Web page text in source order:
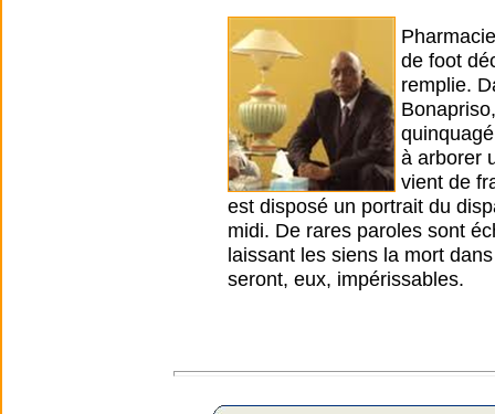
de foot
remplie.
à arborer
vient de
est disposé un portrait du
midi. De rares paroles sont
laissant les siens la mort
seront, eux, impérissables.